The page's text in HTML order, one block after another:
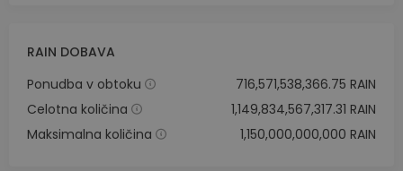
RAIN DOBAVA
Ponudba v obtoku
716,571,538,366.75 RAIN
Celotna količina
1,149,834,567,317.31 RAIN
Maksimalna količina
1,150,000,000,000 RAIN